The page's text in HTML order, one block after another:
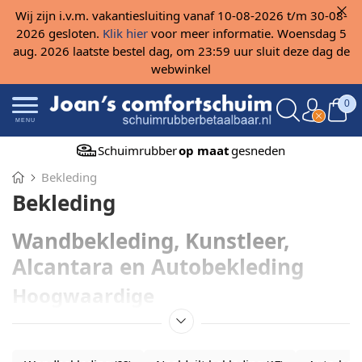
Wij zijn i.v.m. vakantiesluiting vanaf 10-08-2026 t/m 30-08-
2026 gesloten. Klik hiervoor meer informatie. Woensdag 5
aug. 2026 laatste bestel dag, om 23:59 uur sluit deze dag de
webwinkel
MENU
0
Schuimrubberop maatgesneden
Bekleding
Bekleding
Wandbekleding, Kunstleer,
Alcantara en Autobekleding
Hoogwaardige
bekledingsmaterialen voor